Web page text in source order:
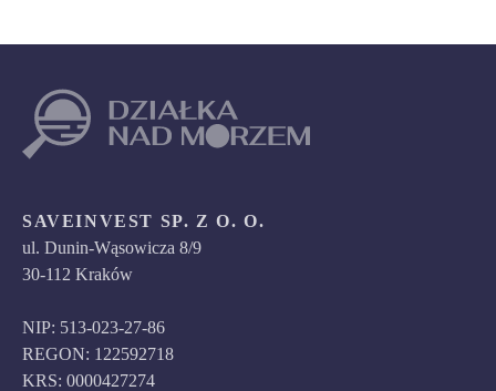
SAVEINVEST SP. Z O. O.
ul. Dunin-Wąsowicza 8/9
30-112 Kraków
NIP: 513-023-27-86
REGON: 122592718
KRS: 0000427274